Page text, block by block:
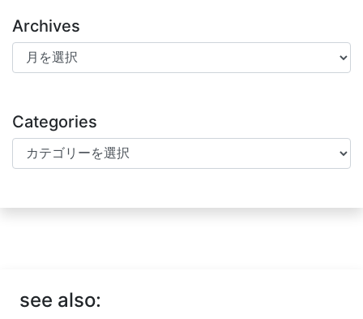
Archives
Archives
Categories
Categories
see also: